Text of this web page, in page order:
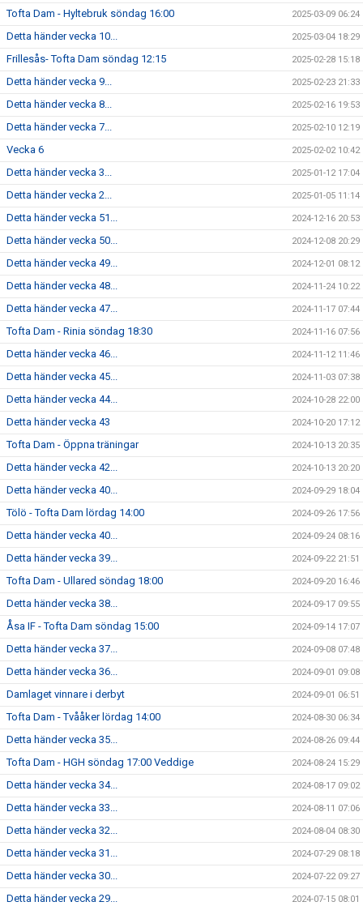
Tofta Dam - Hyltebruk söndag 16:00 2025-03-09 06:24
Detta händer vecka 10... 2025-03-04 18:29
Frillesås- Tofta Dam söndag 12:15 2025-02-28 15:18
Detta händer vecka 9... 2025-02-23 21:33
Detta händer vecka 8... 2025-02-16 19:53
Detta händer vecka 7... 2025-02-10 12:19
Vecka 6 2025-02-02 10:42
Detta händer vecka 3... 2025-01-12 17:04
Detta händer vecka 2... 2025-01-05 11:14
Detta händer vecka 51... 2024-12-16 20:53
Detta händer vecka 50... 2024-12-08 20:29
Detta händer vecka 49... 2024-12-01 08:12
Detta händer vecka 48... 2024-11-24 10:22
Detta händer vecka 47... 2024-11-17 07:44
Tofta Dam - Rinia söndag 18:30 2024-11-16 07:56
Detta händer vecka 46... 2024-11-12 11:46
Detta händer vecka 45... 2024-11-03 07:38
Detta händer vecka 44... 2024-10-28 22:00
Detta händer vecka 43 2024-10-20 17:12
Tofta Dam - Öppna träningar 2024-10-13 20:35
Detta händer vecka 42... 2024-10-13 20:20
Detta händer vecka 40... 2024-09-29 18:04
Tölö - Tofta Dam lördag 14:00 2024-09-26 17:56
Detta händer vecka 40... 2024-09-24 08:16
Detta händer vecka 39... 2024-09-22 21:51
Tofta Dam - Ullared söndag 18:00 2024-09-20 16:46
Detta händer vecka 38... 2024-09-17 09:55
Åsa IF - Tofta Dam söndag 15:00 2024-09-14 17:07
Detta händer vecka 37... 2024-09-08 07:48
Detta händer vecka 36... 2024-09-01 09:08
Damlaget vinnare i derbyt 2024-09-01 06:51
Tofta Dam - Tvååker lördag 14:00 2024-08-30 06:34
Detta händer vecka 35... 2024-08-26 09:44
Tofta Dam - HGH söndag 17:00 Veddige 2024-08-24 15:29
Detta händer vecka 34... 2024-08-17 09:02
Detta händer vecka 33... 2024-08-11 07:06
Detta händer vecka 32... 2024-08-04 08:30
Detta händer vecka 31... 2024-07-29 08:18
Detta händer vecka 30... 2024-07-22 09:27
Detta händer vecka 29... 2024-07-15 08:01